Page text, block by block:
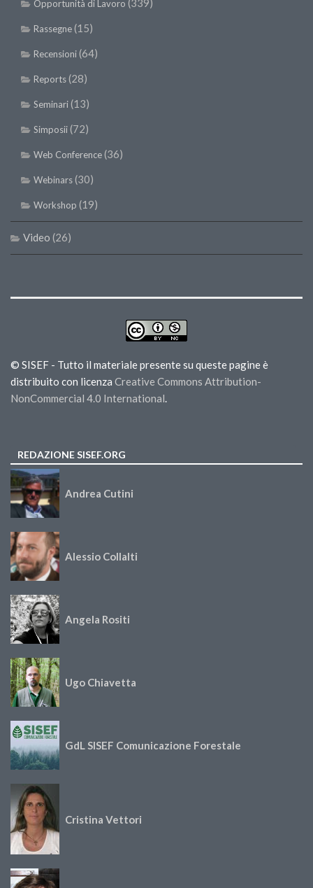
SISEF Notebook (Rassegna Stampa)
SISEF Eventi
SISEF@Facebook
@SISEF Tweets
@ForestTweeting
Opportunità di Lavoro (339)
Rassegne(15)
Recensioni(64)
Reports(28)
Seminari(13)
Simposii(72)
Web Conference(36)
Webinars(30)
Workshop (19)
Video (26)
© SISEF - Tutto il materiale presente su queste pagine è
distribuito con licenza Creative Commons Attribution-
NonCommercial 4.0 International.
REDAZIONE SISEF.ORG
Andrea Cutini
Alessio Collalti
Angela Rositi
Ugo Chiavetta
GdL SISEF Comunicazione Forestale
Cristina Vettori